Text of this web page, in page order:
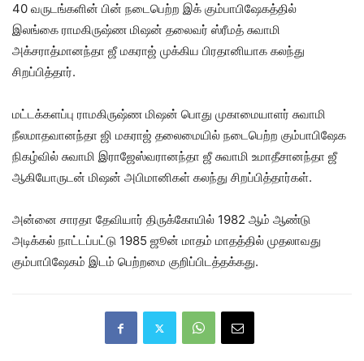
40 வருடங்களின் பின் நடைபெற்ற இக் கும்பாபிஷேகத்தில்
இலங்கை ராமகிருஷ்ண மிஷன் தலைவர் ஸ்ரீமத் சுவாமி
அக்சராத்மானந்தா ஜீ மகராஜ் முக்கிய பிரதானியாக கலந்து
சிறப்பித்தார்.
மட்டக்களப்பு ராமகிருஷ்ண மிஷன் பொது முகாமையாளர் சுவாமி
நீலமாதவானந்தா ஜி மகராஜ் தலைமையில் நடைபெற்ற கும்பாபிஷேக
நிகழ்வில் சுவாமி இராஜேஸ்வரானந்தா ஜீ சுவாமி உமாதீசானந்தா ஜீ
ஆகியோருடன் மிஷன் அபிமானிகள் கலந்து சிறப்பித்தார்கள்.
அன்னை சாரதா தேவியார் திருக்கோயில் 1982 ஆம் ஆண்டு
அடிக்கல் நாட்டப்பட்டு 1985 ஜூன் மாதம் மாதத்தில் முதலாவது
கும்பாபிஷேகம் இடம் பெற்றமை குறிப்பிடத்தக்கது.